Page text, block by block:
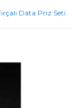
Data Priz Seti